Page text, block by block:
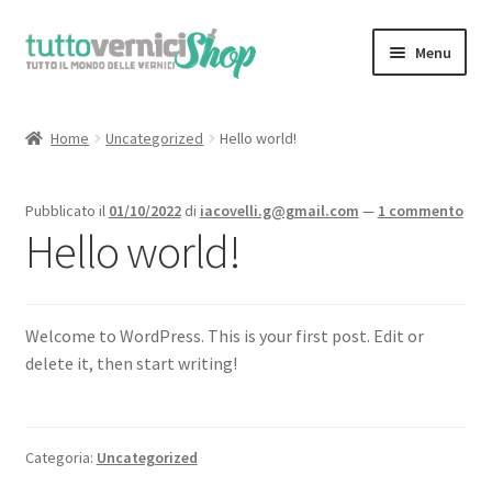
Vai
alla
Vai
al
Menu
menu
il Mio Account
Contatti
Home Uncategorized Hello world!
Pubblicato il 01/10/2022 di iacovelli.g@gmail.com — 1 commento
Hello world!
Welcome to WordPress. This is your first post. Edit or
delete it, then start writing!
Categoria: Uncategorized